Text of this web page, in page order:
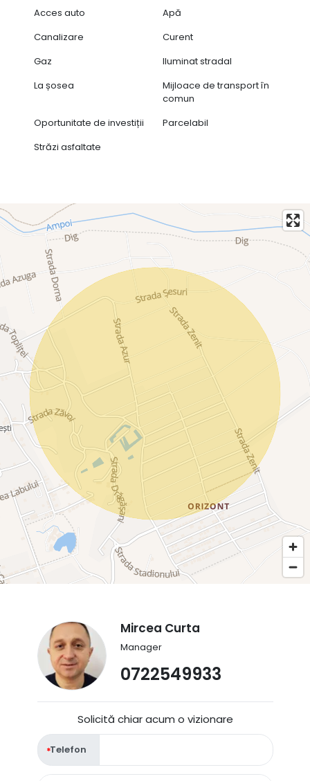
Acces auto
Apă
Canalizare
Curent
Gaz
Iluminat stradal
La șosea
Mijloace de transport în
comun
Oportunitate de investiții
Parcelabil
Străzi asfaltate
Mircea Curta
Manager
0722549933
Solicită chiar acum o vizionare
Telefon